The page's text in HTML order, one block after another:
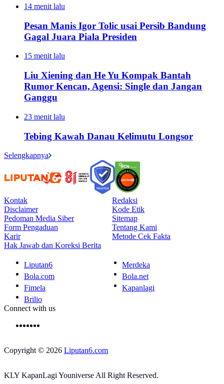
14 menit lalu
Pesan Manis Igor Tolic usai Persib Bandung
Gagal Juara Piala Presiden
15 menit lalu
Liu Xiening dan He Yu Kompak Bantah
Rumor Kencan, Agensi: Single dan Jangan
Ganggu
23 menit lalu
Tebing Kawah Danau Kelimutu Longsor
Selengkapnya
Kontak
Redaksi
Disclaimer
Kode Etik
Pedoman Media Siber
Sitemap
Form Pengaduan
Tentang Kami
Karir
Metode Cek Fakta
Hak Jawab dan Koreksi Berita
Liputan6
Merdeka
Bola.com
Bola.net
Fimela
Kapanlagi
Brilio
Connect with us
Copyright © 2026 Liputan6.com
KLY KapanLagi Youniverse All Right Reserved.